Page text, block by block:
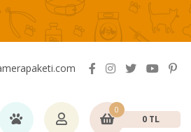
0
0 TL